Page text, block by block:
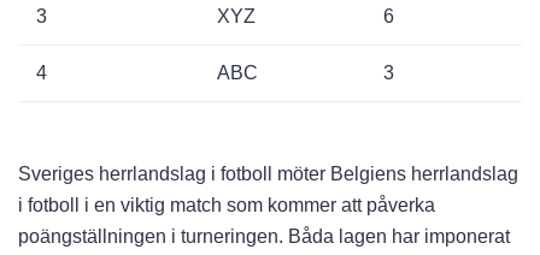
3 XYZ 6
4 ABC 3
Sveriges herrlandslag i fotboll möter Belgiens herrlandslag
i fotboll i en viktig match som kommer att påverka
poängställningen i turneringen. Båda lagen har imponerat